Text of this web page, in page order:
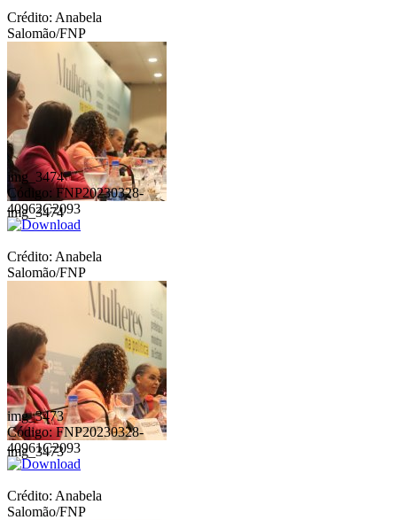
Crédito: Anabela
Salomão/FNP
img_3474
img_3474
Código: FNP20230328-
40962C2093
Crédito: Anabela
Salomão/FNP
img_3473
img_3473
Código: FNP20230328-
40961C2093
Crédito: Anabela
Salomão/FNP